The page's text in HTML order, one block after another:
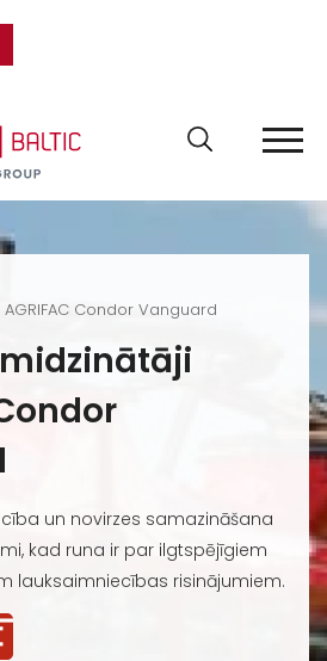
Condor Vanguard
un novirzes samazināšana
kad runa ir par ilgtspējīgiem
lauksaimniecības risinājumiem.